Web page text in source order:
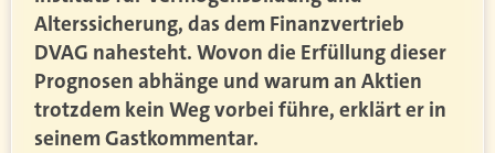
Alterssicherung, das dem Finanzvertrieb
DVAG nahesteht. Wovon die Erfüllung dieser
Prognosen abhänge und warum an Aktien
trotzdem kein Weg vorbei führe, erklärt er in
seinem Gastkommentar.